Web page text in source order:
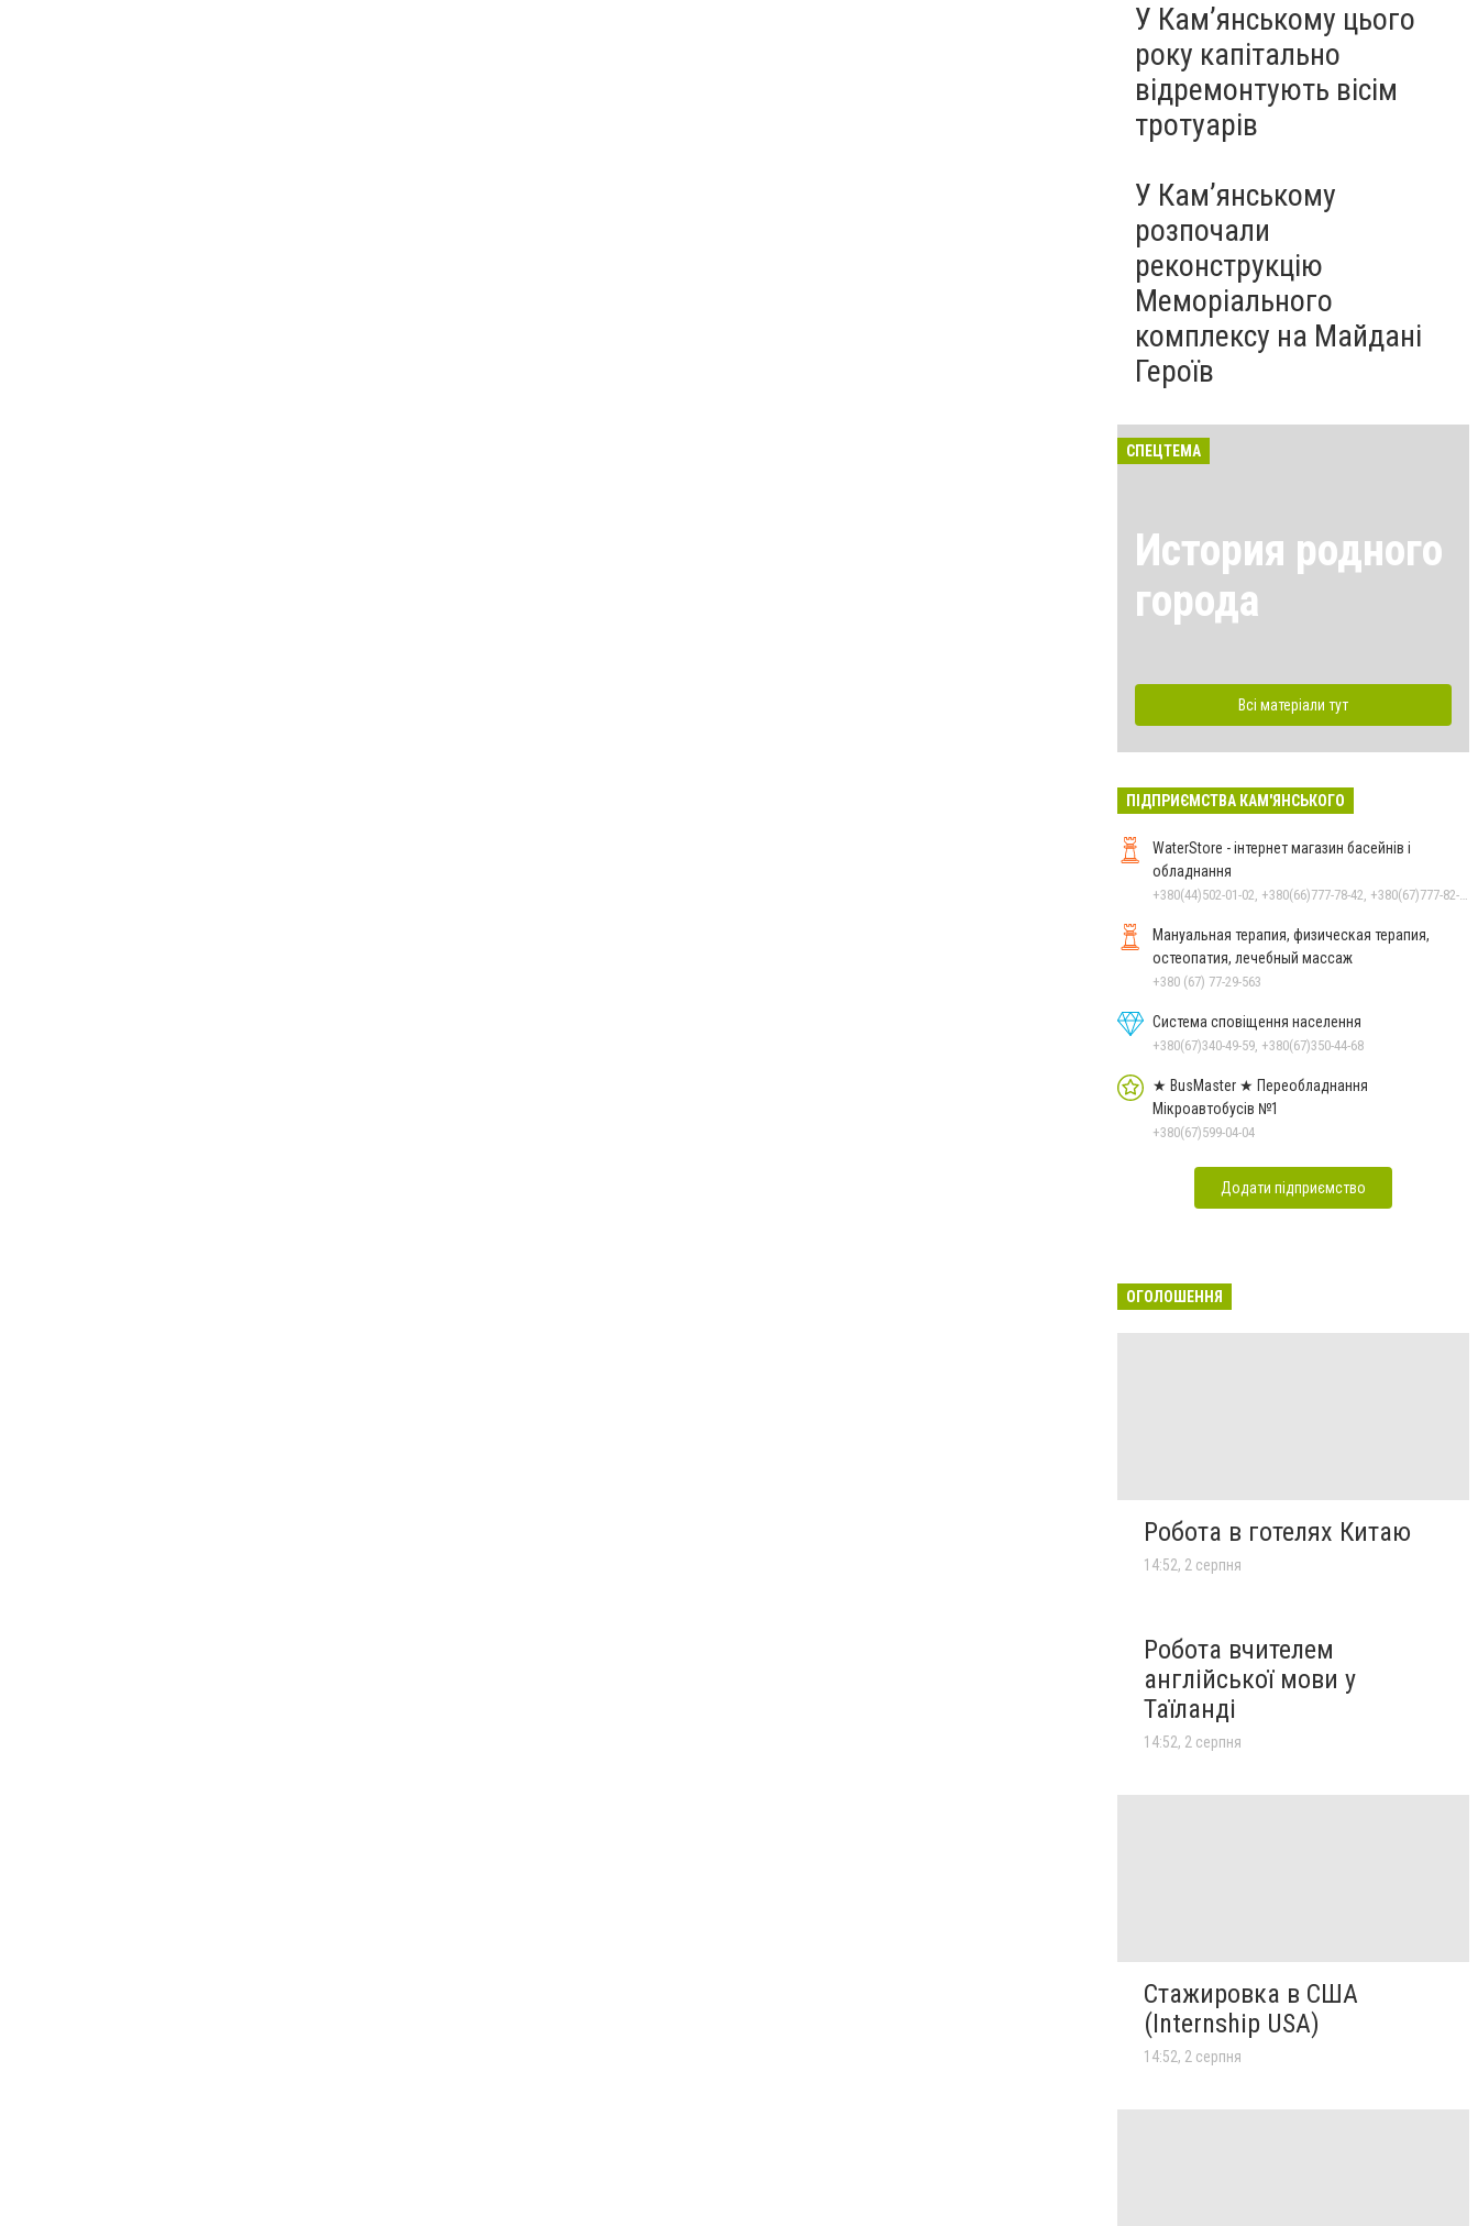
У Кам’янському цього
року капітально
відремонтують вісім
тротуарів
У Кам’янському
розпочали
реконструкцію
Меморіального
комплексу на Майдані
Героїв
СПЕЦТЕМА
История родного
города
Всі матеріали тут
ПІДПРИЄМСТВА КАМ'ЯНСЬКОГО
WaterStore - інтернет магазин басейнів і
обладнання
Мануальная терапия, физическая терапия,
остеопатия, лечебный массаж
+380 (67) 77-29-563
Система сповіщення населення
+380(67)340-49-59, +380(67)350-44-68
★ BusMaster ★ Переобладнання
Мікроавтобусів №1
+380(67)599-04-04
Додати підприємство
ОГОЛОШЕННЯ
Робота в готелях Китаю
14:52, 2 серпня
Робота вчителем
англійської мови у
Таїланді
14:52, 2 серпня
Стажировка в США
(Internship USA)
14:52, 2 серпня